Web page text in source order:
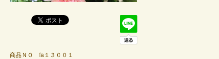
商品ＮＯ fa１３００１